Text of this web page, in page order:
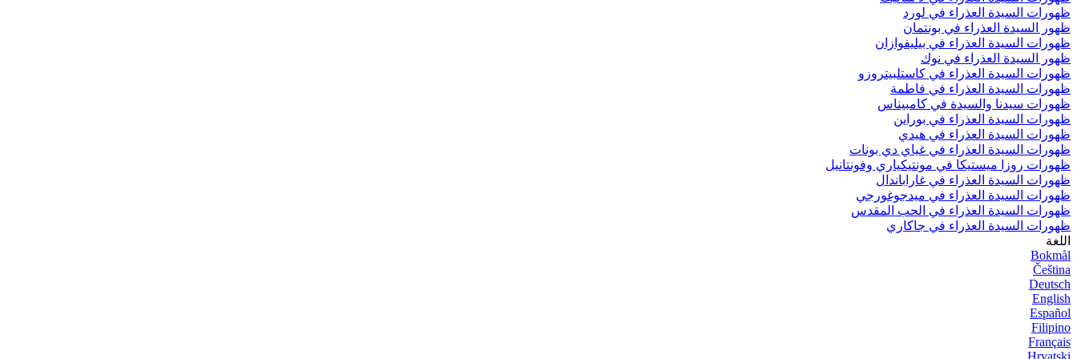
ظهورات السيدة العذراء في لورد
ظهور السيدة العذراء في بونتمان
ظهورات السيدة العذراء في بيليفوازان
ظهور السيدة العذراء في نوك
ظهورات السيدة العذراء في كاستلبيتروزو
ظهورات السيدة العذراء في فاطمة
ظهورات سيدنا والسيدة في كامبيناس
ظهورات السيدة العذراء في بوراين
ظهورات السيدة العذراء في هيدي
ظهورات السيدة العذراء في غياي دي بونات
ظهورات روزا ميستيكا في مونتيكياري وفونتانيل
ظهورات السيدة العذراء في غاراباندال
ظهورات السيدة العذراء في ميدجوغورجي
ظهورات السيدة العذراء في الحب المقدس
ظهورات السيدة العذراء في جاكاري
اللغة
Bokmål
Čeština
Deutsch
English
Español
Filipino
Français
Hrvatski